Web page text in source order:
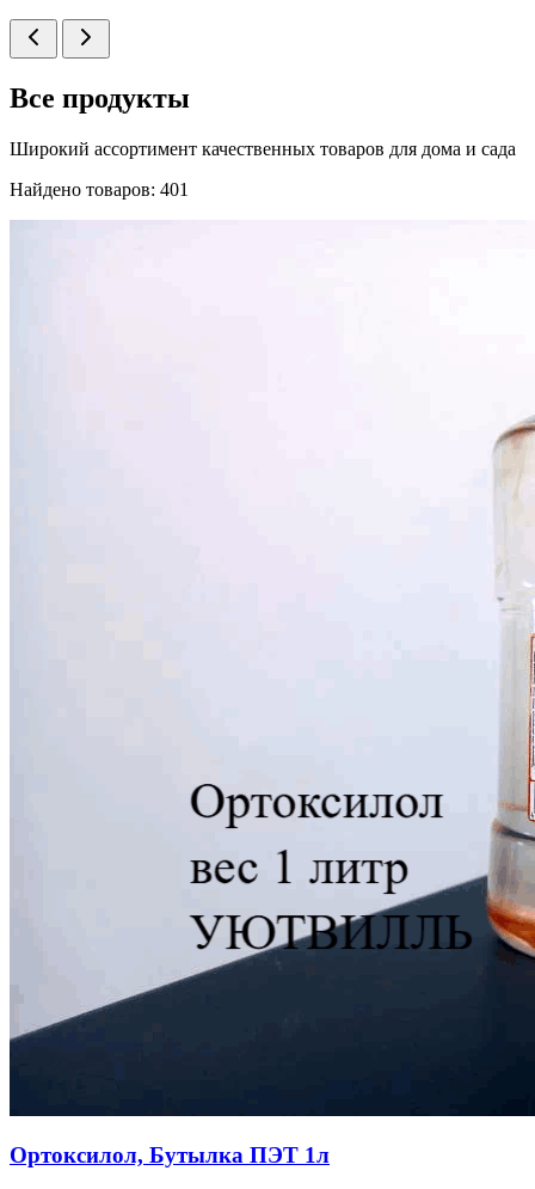
Все продукты
Широкий ассортимент качественных товаров для дома и сада
Найдено товаров: 401
Ортоксилол, Бутылка ПЭТ 1л